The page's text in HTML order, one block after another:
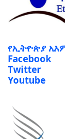
የኢትዮጵያ
Facebook
Twitter
Youtube